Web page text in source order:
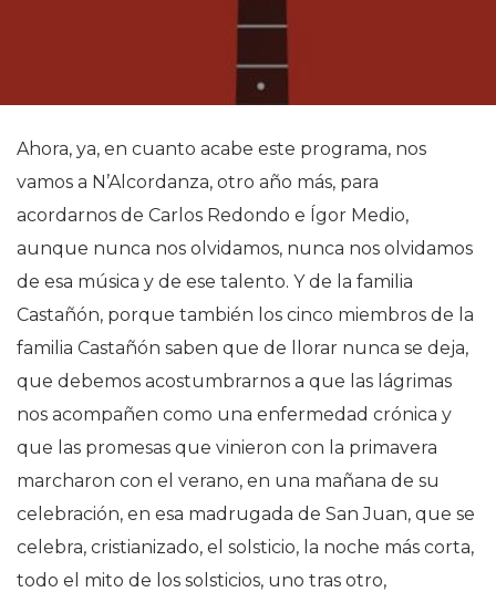
Ahora, ya, en cuanto acabe este programa, nos
vamos a N’Alcordanza, otro año más, para
acordarnos de Carlos Redondo e Ígor Medio,
aunque nunca nos olvidamos, nunca nos olvidamos
de esa música y de ese talento. Y de la familia
Castañón, porque también los cinco miembros de la
familia Castañón saben que de llorar nunca se deja,
que debemos acostumbrarnos a que las lágrimas
nos acompañen como una enfermedad crónica y
que las promesas que vinieron con la primavera
marcharon con el verano, en una mañana de su
celebración, en esa madrugada de San Juan, que se
celebra, cristianizado, el solsticio, la noche más corta,
todo el mito de los solsticios, uno tras otro,